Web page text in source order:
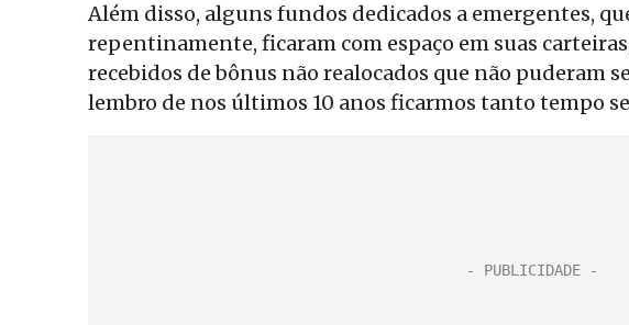
Além disso, alguns fundos dedicados a emergentes,
repentinamente, ficaram com espaço em suas
recebidos de bônus não realocados que não puderam
lembro de nos últimos 10 anos ficarmos tanto tempo